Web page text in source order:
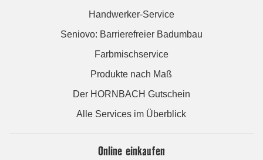
Handwerker-Service
Seniovo: Barrierefreier Badumbau
Farbmischservice
Produkte nach Maß
Der HORNBACH Gutschein
Alle Services im Überblick
Online einkaufen